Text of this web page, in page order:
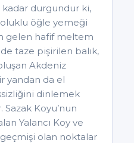
kadar durgundur ki,
öğle yemeği
gelen hafif meltem
taze pişirilen balık,
Akdeniz
yandan da el
dinlemek
Sazak Koyu’nun
Yalancı Koy ve
olan noktalar